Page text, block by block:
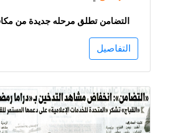
التضامن تطلق مرحله جديدة من
التفاصيل